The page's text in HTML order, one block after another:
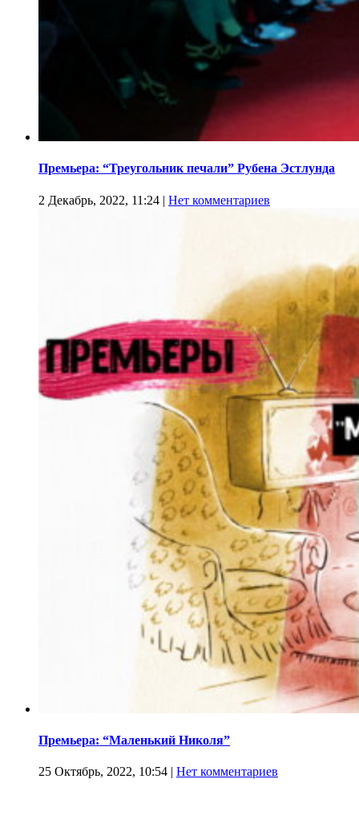
Премьера: “Треугольник печали” Рубена Эстлунда
2 Декабрь, 2022, 11:24 | Нет комментариев
Премьера: “Маленький Николя”
25 Октябрь, 2022, 10:54 | Нет комментариев